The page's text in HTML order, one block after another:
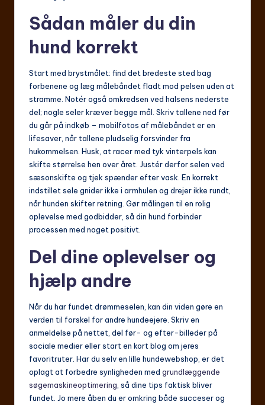
Sådan måler du din
hund korrekt
Start med brystmålet: find det bredeste sted bag
forbenene og læg målebåndet fladt mod pelsen uden at
stramme. Notér også omkredsen ved halsens nederste
del; nogle seler kræver begge mål. Skriv tallene ned før
du går på indkøb – mobilfotos af målebåndet er en
lifesaver, når tallene pludselig forsvinder fra
hukommelsen. Husk, at racer med tyk vinterpels kan
skifte størrelse hen over året. Justér derfor selen ved
sæsonskifte og tjek spænder efter vask. En korrekt
indstillet sele gnider ikke i armhulen og drejer ikke rundt,
når hunden skifter retning. Gør målingen til en rolig
oplevelse med godbidder, så din hund forbinder
processen med noget positivt.
Del dine oplevelser og
hjælp andre
Når du har fundet drømmeselen, kan din viden gøre en
verden til forskel for andre hundeejere. Skriv en
anmeldelse på nettet, del før- og efter-billeder på
sociale medier eller start en kort blog om jeres
favoritruter. Har du selv en lille hundewebshop, er det
oplagt at forbedre synligheden med grundlæggende
søgemaskineoptimering , så dine tips faktisk bliver
fundet. Jo mere åben du er omkring både succeser og